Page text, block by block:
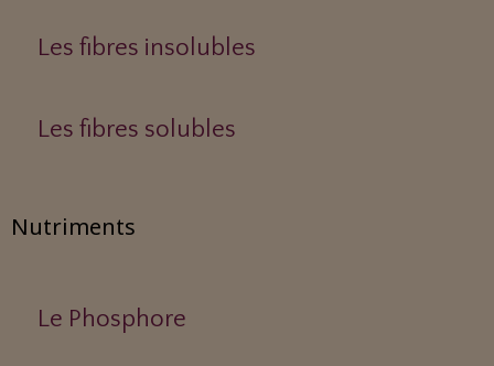
Les fibres insolubles
Les fibres solubles
Nutriments
Le Phosphore